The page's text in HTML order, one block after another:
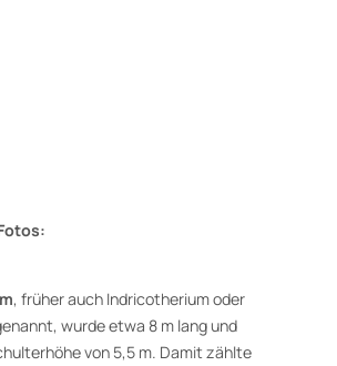
, früher auch Indricotherium oder
wurde etwa 8 m lang und
von 5,5 m. Damit zählte